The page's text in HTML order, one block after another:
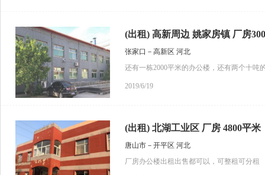
(出租) 高新周边 姚家房镇 厂房
张家口－高新区 河北
还有一栋2000平米的办公楼，还有两个十吨
2019/6/19
(出租) 北湖工业区 厂房 4800平米
唐山市－开平区 河北
厂房办公楼出租出售都可以，可整租可分租